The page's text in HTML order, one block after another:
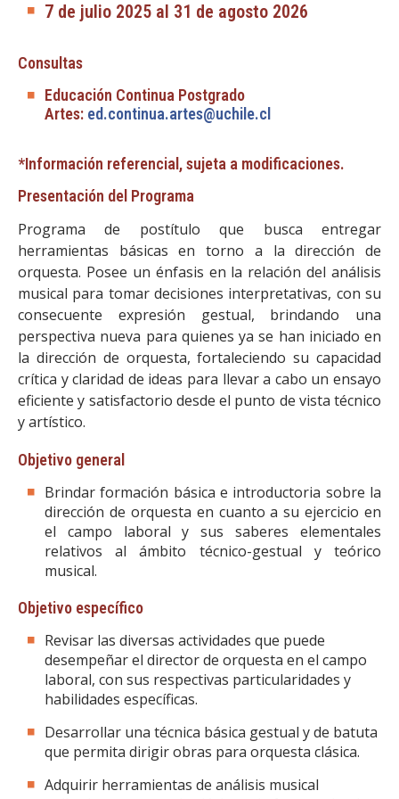
7 de julio 2025 al 31 de agosto 2026
Consultas
Educación Continua Postgrado
Artes: ed.continua.artes@uchile.cl
*Información referencial, sujeta a modificaciones.
Presentación del Programa
Programa de postítulo que busca entregar
herramientas básicas en torno a la dirección de
orquesta. Posee un énfasis en la relación del análisis
musical para tomar decisiones interpretativas, con su
consecuente expresión gestual, brindando una
perspectiva nueva para quienes ya se han iniciado en
la dirección de orquesta, fortaleciendo su capacidad
crítica y claridad de ideas para llevar a cabo un ensayo
eficiente y satisfactorio desde el punto de vista técnico
y artístico.
Objetivo general
Brindar formación básica e introductoria sobre la
dirección de orquesta en cuanto a su ejercicio en
el campo laboral y sus saberes elementales
relativos al ámbito técnico-gestual y teórico
musical.
Objetivo específico
Revisar las diversas actividades que puede
desempeñar el director de orquesta en el campo
laboral, con sus respectivas particularidades y
habilidades específicas.
Desarrollar una técnica básica gestual y de batuta
que permita dirigir obras para orquesta clásica.
Adquirir herramientas de análisis musical